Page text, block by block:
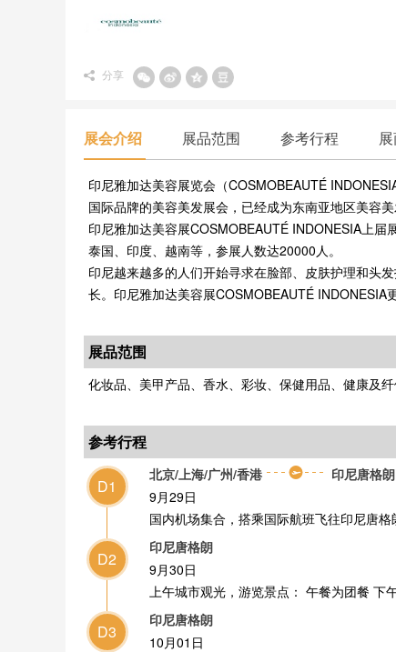
分享
展会介绍 展品范围 参考行程
印尼雅加达美容展览会（COSMOBEAUTÉ
国际品牌的美容美发展会，已经成为东南亚地区美容
印尼雅加达美容展COSMOBEAUTÉ INDONESIA上届
泰国、印度、越南等，参展人数达20000人。
印尼越来越多的人们开始寻求在脸部、皮肤护理和头
长。印尼雅加达美容展COSMOBEAUTÉ INDONESIA
展品范围
化妆品、美甲产品、香水、彩妆、保健用品、健康及
参考行程
D1
北京/上海/广州/香港
印尼唐格朗
9月29日
国内机场集合，搭乘国际航班飞往印尼唐
D2
印尼唐格朗
9月30日
上午城市观光，游览景点： 午餐为团餐 下
D3
印尼唐格朗
10月01日